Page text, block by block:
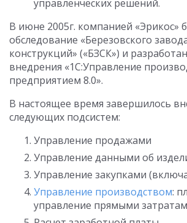
управленческих решений.
В июне 2005г. компанией «Эрикос»
обследование «Березовского
конструкций» («БЗСК») и
внедрения «1С:Управление
предприятием 8.0».
В настоящее время завершилось
следующих подсистем:
Управление продажами
Управление данными об
Управление закупками
Управление производством:
управление прямыми